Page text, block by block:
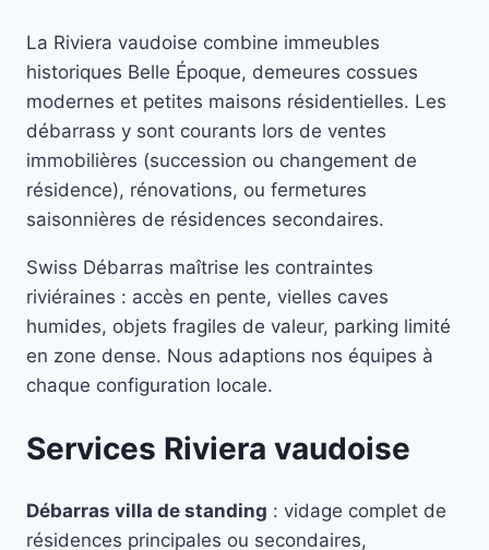
La Riviera vaudoise combine immeubles
historiques Belle Époque, demeures cossues
modernes et petites maisons résidentielles. Les
débarrass y sont courants lors de ventes
immobilières (succession ou changement de
résidence), rénovations, ou fermetures
saisonnières de résidences secondaires.
Swiss Débarras maîtrise les contraintes
riviéraines : accès en pente, vielles caves
humides, objets fragiles de valeur, parking limité
en zone dense. Nous adaptions nos équipes à
chaque configuration locale.
Services Riviera vaudoise
Débarras villa de standing : vidage complet de
résidences principales ou secondaires,